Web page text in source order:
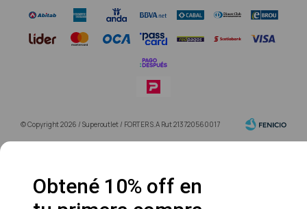
© Copyright 2026 / Superoutlet / FORTER S.A Rut 213720560017
Obtené 10% off en